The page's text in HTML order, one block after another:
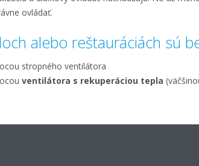
ovládať.
alebo reštauráciách sú
stropného ventilátora
ventilátora s rekuperáciou tepla